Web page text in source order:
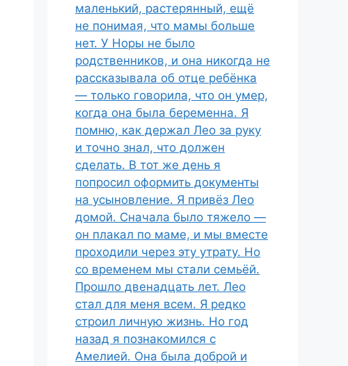
маленький, растерянный, ещё
не понимая, что мамы больше
нет. У Норы не было
родственников, и она никогда не
рассказывала об отце ребёнка
— только говорила, что он умер,
когда она была беременна. Я
помню, как держал Лео за руку
и точно знал, что должен
сделать. В тот же день я
попросил оформить документы
на усыновление. Я привёз Лео
домой. Сначала было тяжело —
он плакал по маме, и мы вместе
проходили через эту утрату. Но
со временем мы стали семьёй.
Прошло двенадцать лет. Лео
стал для меня всем. Я редко
строил личную жизнь. Но год
назад я познакомился с
Амелией. Она была доброй и